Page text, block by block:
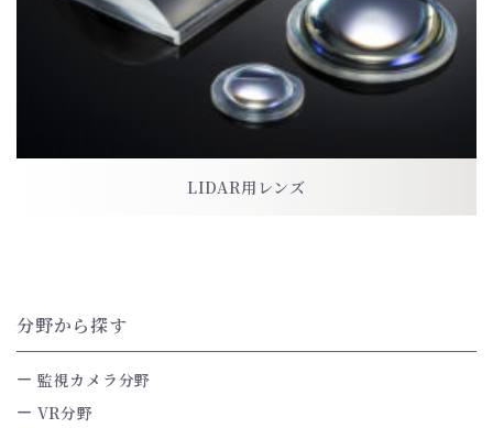
LIDAR用レンズ
分野から探す
監視カメラ分野
VR分野